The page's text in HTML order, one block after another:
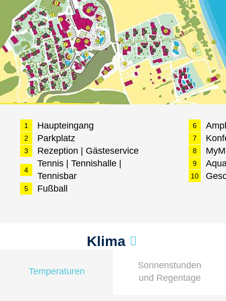
1 Haupteingang
2 Parkplatz
3 Rezeption | Gästeservice
4
Tennis | Tennishalle |
Tennisbar
5 Fußball
6
7
8
9
10
Klima
Temperaturen
Sonnenstunden
und Regentage